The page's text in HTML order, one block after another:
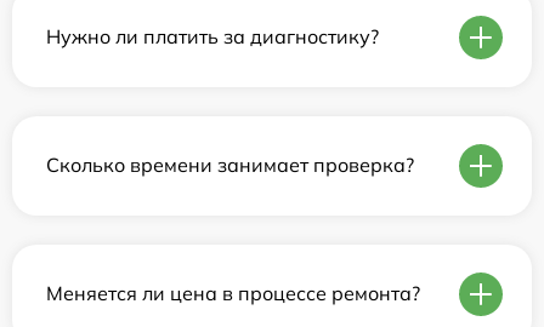
Нужно ли платить за диагностику?
Сколько времени занимает проверка?
Меняется ли цена в процессе ремонта?